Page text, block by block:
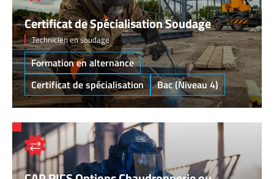
Certificat de Spécialisation Soudage
Technicien en soudage
Formation en alternance
Certificat de spécialisation
Bac (Niveau 4)